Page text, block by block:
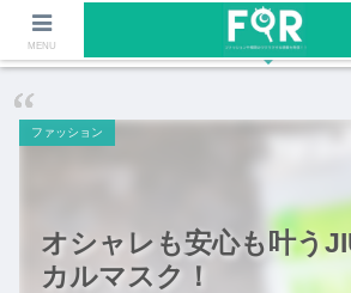
ファッションや福岡のワクワクする
オシャレも安心も叶う
カルマスク！
ファッション
MENU